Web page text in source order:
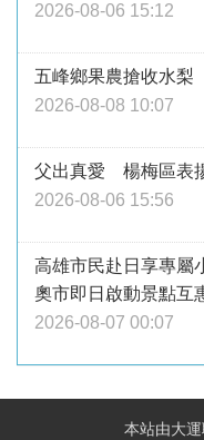
2026-08-06 15:12
五峰鄉果農搶收水
2026-08-08 10:07
父出真愛 楊梅區表
2026-08-06 15:56
高雄市民赴日享專
奧市即日啟動景點互
2026-08-07 00:07
本站由大